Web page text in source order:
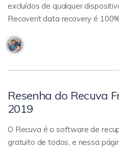
excluídos de qualquer
Recoverit data recovery é
Resenha do Recuva
2019
O Recuva é o software de
gratuito de todos, e nessa